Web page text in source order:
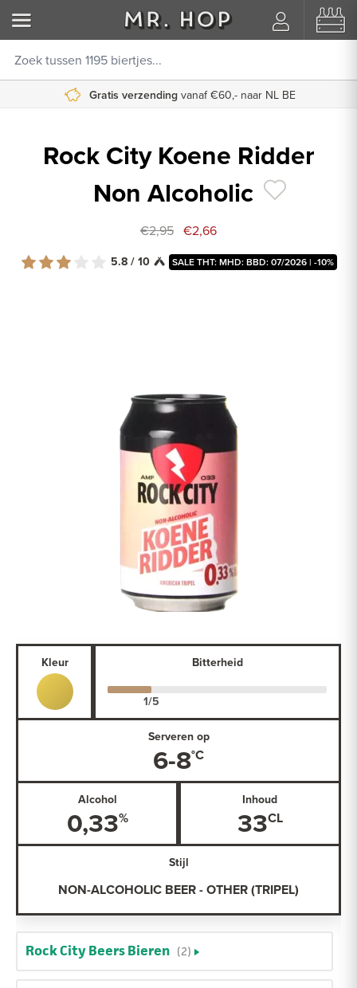
Gratis verzending vanaf €60,- naar NL BE
Rock City Koene Ridder
Non Alcoholic
€2,95 €2,66
5.8 / 10 SALE THT: MHD: BBD: 07/2026 | -10%
Kleur Bitterheid
Serveren op
6-8
Alcohol
0,33
Inhoud
33
Stijl
NON-ALCOHOLIC BEER - OTHER (TRIPEL)
Rock City Beers Bieren (2)